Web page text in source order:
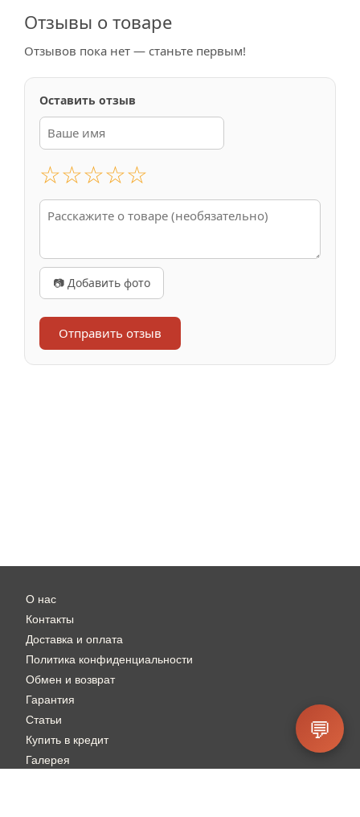
Отзывы о товаре
Отзывов пока нет — станьте первым!
Оставить отзыв
☆☆☆☆☆
📷 Добавить фото
Отправить отзыв
О нас
Контакты
Доставка и оплата
Политика конфиденциальности
Обмен и возврат
Гарантия
Статьи
Купить в кредит
Галерея
💬